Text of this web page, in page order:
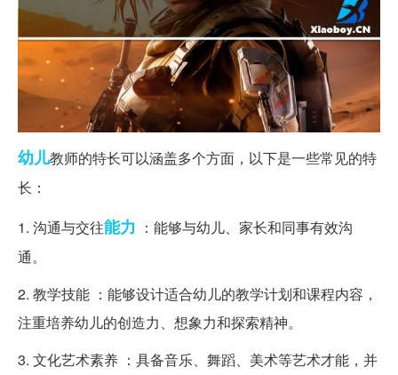
幼儿教师的特长可以涵盖多个方面，以下是一些常见的特
长：
1. 沟通与交往能力 ：能够与幼儿、家长和同事有效沟
通。
2. 教学技能 ：能够设计适合幼儿的教学计划和课程内容，
注重培养幼儿的创造力、想象力和探索精神。
3. 文化艺术素养 ：具备音乐、舞蹈、美术等艺术才能，并